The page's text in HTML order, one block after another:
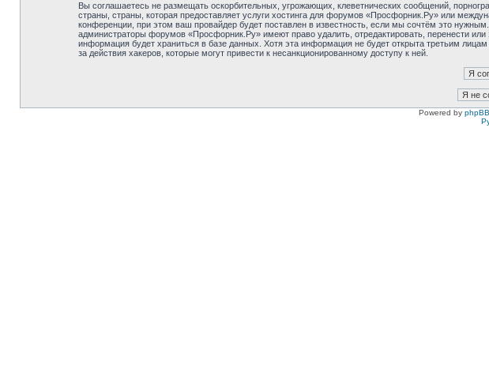
Вы соглашаетесь не размещать оскорбительных, угрожающих, клеветнических сообщений,
страны, страны, которая предоставляет услуги хостинга для форумов «Просфорник.Ру» или
конференции, при этом ваш провайдер будет поставлен в известность, если мы сочтём это
администраторы форумов «Просфорник.Ру» имеют право удалить, отредактировать, перенести
информация будет храниться в базе данных. Хотя эта информация не будет открыта третьим
за действия хакеров, которые могут привести к несанкционированному доступу к ней.
Powered by phpBB